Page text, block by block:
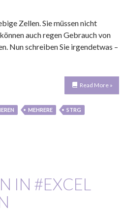
Zellen. Sie müssen nicht
auch regen Gebrauch von
Nun schreiben Sie irgendetwas –
Read More »
MEHRERE
STRG
IN #EXCEL